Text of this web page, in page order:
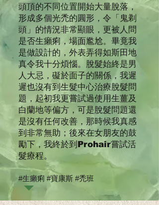
頭頂的不同位置開始大量脫落，
形成多個光禿的圓形，令「鬼剃
頭」的情況非常顯眼，更被人問
是否生癩痢，場面尷尬。畢竟我
是做設計的，外表弄得如斯田地
真令我十分煩惱。脫髮始終是男
人大忌，礙於面子的關係，我遲
遲也沒有到生髮中心治療脫髮問
題，起初我更嘗試過使用生薑及
白蘭地等偏方，可是脫髮問題還
是沒有任何改善，那時候我真感
到非常無助；後來在女朋友的鼓
勵下，我終於到Prohair嘗試活
髮療程。
#生癩痢 #寶康斯 #禿班